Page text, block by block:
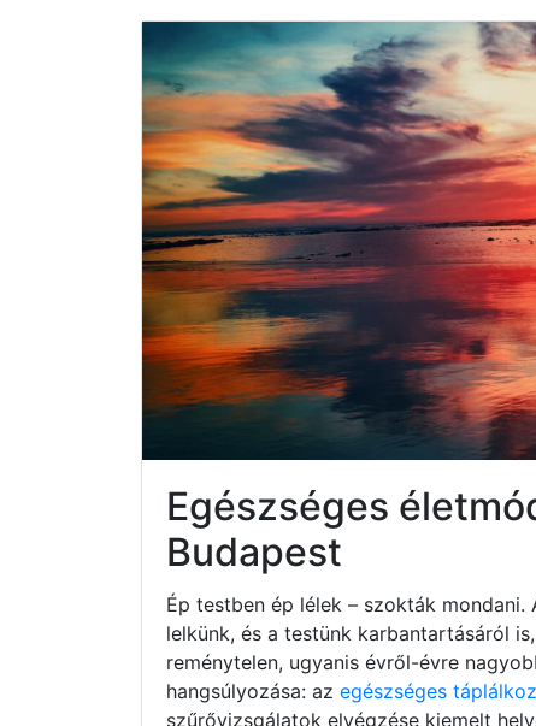
Egészséges
Budapest
Ép testben ép lélek – szokták
lelkünk, és a testünk karbantartásáról
reménytelen, ugyanis évről-évre
hangsúlyozása: az egészséges
szűrővizsgálatok elvégzése kiemelt